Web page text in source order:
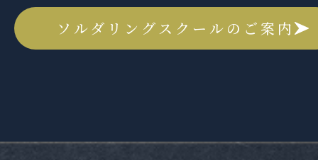
ソルダリングスクールのご案内